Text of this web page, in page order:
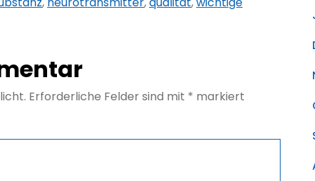
Erforderliche Felder sind mit * markiert